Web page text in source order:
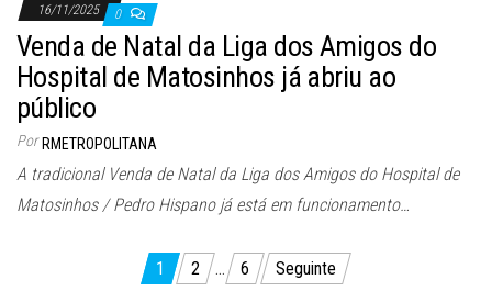
16/11/2025 0
Venda de Natal da Liga dos Amigos do
Hospital de Matosinhos já abriu ao
público
Por RMETROPOLITANA
A tradicional Venda de Natal da Liga dos Amigos do Hospital de
Matosinhos / Pedro Hispano já está em funcionamento…
Paginação 1 2 … 6 Seguinte